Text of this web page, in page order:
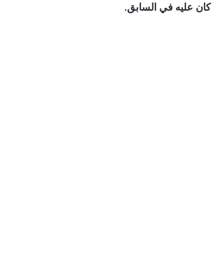
كان عليه في السابق.